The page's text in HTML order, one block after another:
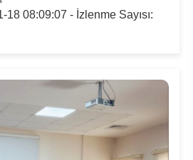
08:09:07 - İzlenme Sayısı: